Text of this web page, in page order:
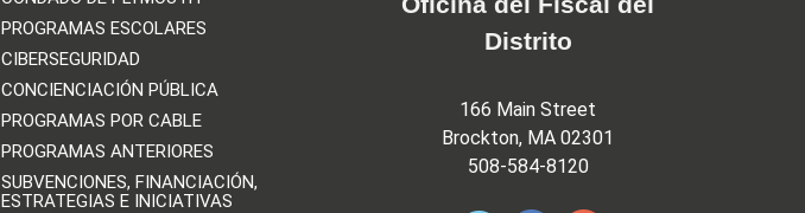
PROGRAMAS ESCOLARES
CIBERSEGURIDAD
CONCIENCIACIÓN PÚBLICA
PROGRAMAS POR CABLE
PROGRAMAS ANTERIORES
SUBVENCIONES, FINANCIACIÓN,
ESTRATEGIAS E INICIATIVAS
Distrito
166 Main Street
Brockton, MA 02301
508-584-8120